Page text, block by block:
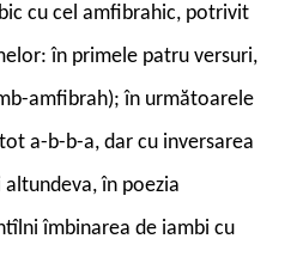
cu cel amfibrahic, potrivit
în primele patru versuri,
amfibrah); în următoarele
a-b-b-a, dar cu inversarea
în poezia
îmbinarea de iambi cu